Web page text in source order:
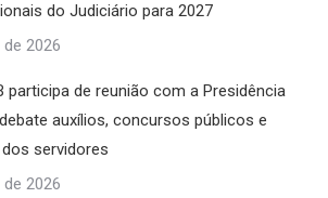
do Judiciário para 2027
2026
participa de reunião com a Presidência
auxílios, concursos públicos e
servidores
2026